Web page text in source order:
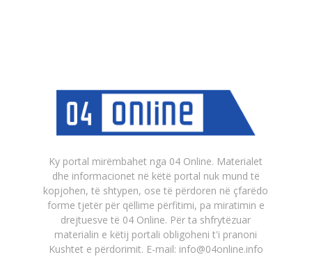
Ky portal mirëmbahet nga 04 Online. Materialet
dhe informacionet në këtë portal nuk mund të
kopjohen, të shtypen, ose të përdoren në çfarëdo
forme tjetër për qëllime përfitimi, pa miratimin e
drejtuesve të 04 Online. Për ta shfrytëzuar
materialin e këtij portali obligoheni t'i pranoni
Kushtet e përdorimit. E-mail: info@04online.info